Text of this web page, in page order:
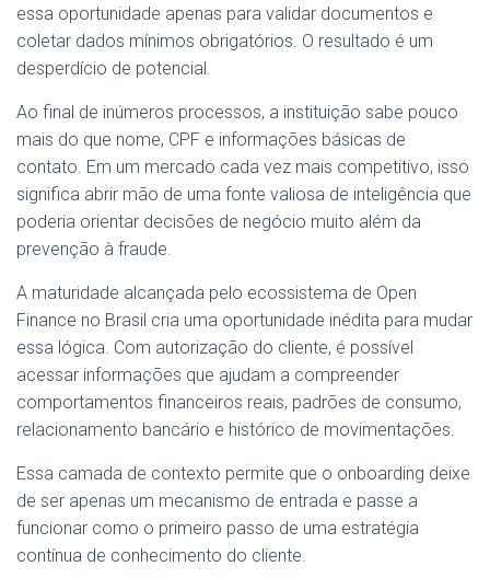
essa oportunidade apenas para validar documentos e
coletar dados mínimos obrigatórios. O resultado é um
desperdício de potencial.
Ao final de inúmeros processos, a instituição sabe pouco
mais do que nome, CPF e informações básicas de
contato. Em um mercado cada vez mais competitivo, isso
significa abrir mão de uma fonte valiosa de inteligência que
poderia orientar decisões de negócio muito além da
prevenção à fraude.
A maturidade alcançada pelo ecossistema de Open
Finance no Brasil cria uma oportunidade inédita para mudar
essa lógica. Com autorização do cliente, é possível
acessar informações que ajudam a compreender
comportamentos financeiros reais, padrões de consumo,
relacionamento bancário e histórico de movimentações.
Essa camada de contexto permite que o onboarding deixe
de ser apenas um mecanismo de entrada e passe a
funcionar como o primeiro passo de uma estratégia
contínua de conhecimento do cliente.